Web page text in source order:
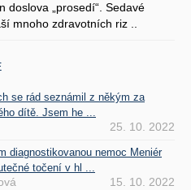
doslova „prosedí“. Sedavé
mnoho zdravotních riz ..
se rád seznámil z někým za
dítě. Jsem he ...
25. 10. 2022
diagnostikovanou nemoc Meniér
točení v hl ...
15. 10. 2022